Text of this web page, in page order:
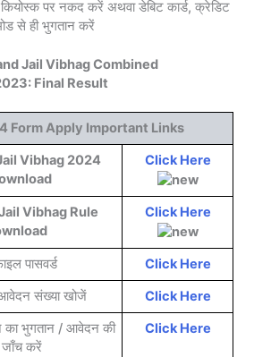
कियोस्क पर नकद करें अथवा डेबिट कार्ड, क्रेडिट
से ही भुगतान करें
Jail Vibhag Combined
: Final Result
Form Apply Important Links
Vibhag2024
Click Here
VibhagRule
Click Here
पासवर्ड
Click Here
संख्या खोजें
Click Here
का भुगतान / आवेदन की
जाँच करें
Click Here